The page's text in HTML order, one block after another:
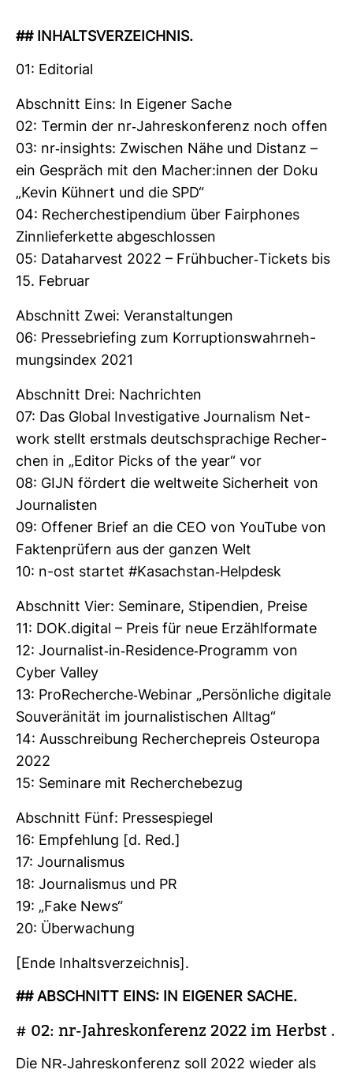
## INHALTS­VER­ZEICHNIS.
01: Edi­to­rial
Abschnitt Eins: In Eigener Sache
02: Termin der nr-​Jah­res­kon­fe­renz noch offen
03: nr-​insights: Zwi­schen Nähe und Distanz –
ein Gespräch mit den Macher:innen der Doku
„Kevin Küh­nert und die SPD“
04: Recher­che­sti­pen­dium über Fair­phones
Zinn­lie­fer­kette abge­schlossen
05: Data­har­vest 2022 – Früh­bu­cher-​Tickets bis
15. Februar
Abschnitt Zwei: Ver­an­stal­tungen
06: Pres­se­brie­fing zum Kor­rup­ti­ons­wahr­neh­
mungs­index 2021
Abschnitt Drei: Nach­richten
07: Das Global Inves­ti­ga­tive Jour­na­lism Net­
work stellt erst­mals deutsch­spra­chige Recher­
chen in „Editor Picks of the year“ vor
08: GIJN för­dert die welt­weite Sicher­heit von
Jour­na­listen
09: Offener Brief an die CEO von You­Tube von
Fak­ten­prü­fern aus der ganzen Welt
10: n-ost startet #Kasach­stan-​Helpdesk
Abschnitt Vier: Semi­nare, Sti­pen­dien, Preise
11: DOK.digital – Preis für neue Erzähl­for­mate
12: Jour­na­list-​in-​Resi­dence-​Pro­gramm von
Cyber Valley
13: Pro­Re­cherche-​Webinar „Per­sön­liche digi­tale
Sou­ve­rä­nität im jour­na­lis­ti­schen Alltag“
14: Aus­schrei­bung Recher­che­preis Ost­eu­ropa
2022
15: Semi­nare mit Recher­che­bezug
Abschnitt Fünf: Pres­se­spiegel
16: Emp­feh­lung [d. Red.]
17: Jour­na­lismus
18: Jour­na­lismus und PR
19: „Fake News“
20: Über­wa­chung
[Ende Inhalts­ver­zeichnis].
## ABSCHNITT EINS: IN EIGENER SACHE.
# 02: nr-​Jah­res­kon­fe­renz 2022 im Herbst .
Die NR-​Jah­res­kon­fe­renz soll 2022 wieder als